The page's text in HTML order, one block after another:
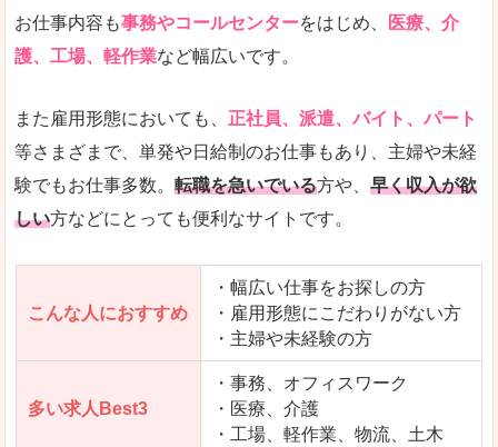
ただし、求人情報が少し見づらいです。
「マイナビ転職女性のおしごと」で「湖南市」
の
求人を含んだページを見てみる
お仕事内容も事務やコールセンターをはじめ、
医療、介
護、工場、軽作業など幅広いです。
また雇用形態においても、 正社員、派遣、バイト、パート
等さまざまで、単発や日給制のお仕事もあり、主婦や未経
験でもお仕事多数。 転職を急いでいる方や、 早く収入が欲
しい方などにとっても便利なサイトです。
こんな人におすすめ
・幅広い仕事をお探しの方
・雇用形態にこだわりがない方
・主婦や未経験の方
多い求人Best3
・事務、オフィスワーク
・医療、介護
・工場、軽作業、物流、土木